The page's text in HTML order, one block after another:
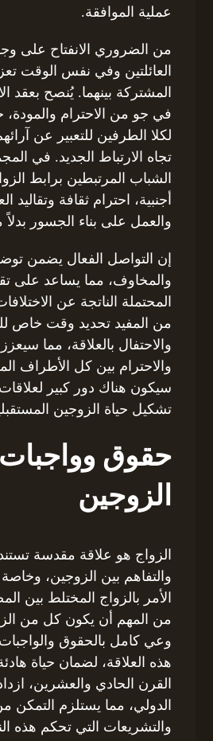
عملية الموافقة.
من الضروري الانفتاح على
العائلتين وفي نفس الوقت
المشتركة بينهما. يُنصح بعقد
في جو من الاحترام والمودة،
لكلا الطرفين للتعبير عن
تجاه الارتباط الجديد. في
الشباب المرتبطين برابط
أجنبية، احترام ثقافة وتقاليد
والعمل على بناء الجسور بدلاً
إن التواصل الفعال يضمن
والمخاوف، مما يساعد على
المحتملة الناتجة عن
من المفيد تحديد وقت خاص
والاحتفال بالعلاقة، مما
والاحترام بين كل الأطراف
سيكون هناك دور كبير لعلاقات
تشكيل حياة الزوجين
حقوق وواجبات
الزوجين
الزواج هو علاقة مقدسة
والتفاهم بين الزوجين،
الأمر بالزواج المختلط بين
من المهم أن يكون كل من
وعي كامل بالحقوق
هذه العلاقة، لضمان حياة
القرن الحادي والعشرين،
الدولي، مما يستلزم التمكن
والتشريعات التي تحكم هذه